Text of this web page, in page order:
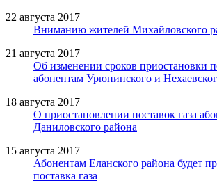
22 августа 2017
Вниманию жителей Михайловского
21 августа 2017
Об изменении сроков приостановки
абонентам Урюпинского и
18 августа 2017
О приостановлении поставок газа
Даниловского района
15 августа 2017
Абонентам Еланского района будет
поставка газа